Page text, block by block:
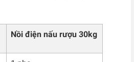
Nồi điện nấu rượu 30kg